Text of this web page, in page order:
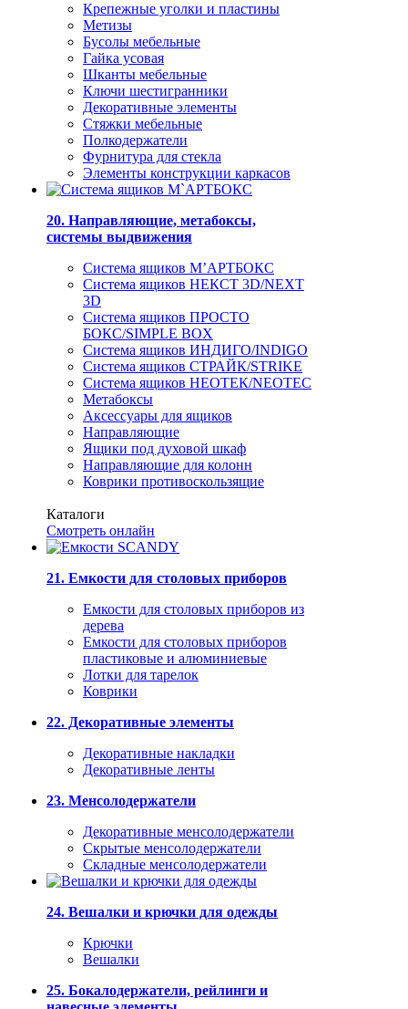
Крепежные уголки и пластины
Метизы
Бусолы мебельные
Гайка усовая
Шканты мебельные
Ключи шестигранники
Декоративные элементы
Стяжки мебельные
Полкодержатели
Фурнитура для стекла
Элементы конструкции каркасов
20. Направляющие, метабоксы,
системы выдвижения
Система ящиков М’АРТБОКС
Система ящиков НЕКСТ 3D/NEXT
3D
Система ящиков ПРОСТО
БОКС/SIMPLE BOX
Система ящиков ИНДИГО/INDIGO
Система ящиков СТРАЙК/STRIKE
Система ящиков НЕОТЕК/NEOTEC
Метабоксы
Аксессуары для ящиков
Направляющие
Ящики под духовой шкаф
Направляющие для колонн
Коврики противоскользящие
Каталоги
Смотреть онлайн
21. Емкости для столовых приборов
Емкости для столовых приборов из
дерева
Емкости для столовых приборов
пластиковые и алюминиевые
Лотки для тарелок
Коврики
22. Декоративные элементы
Декоративные накладки
Декоративные ленты
23. Менсолодержатели
Декоративные менсолодержатели
Скрытые менсолодержатели
Складные менсолодержатели
24. Вешалки и крючки для одежды
Крючки
Вешалки
25. Бокалодержатели, рейлинги и